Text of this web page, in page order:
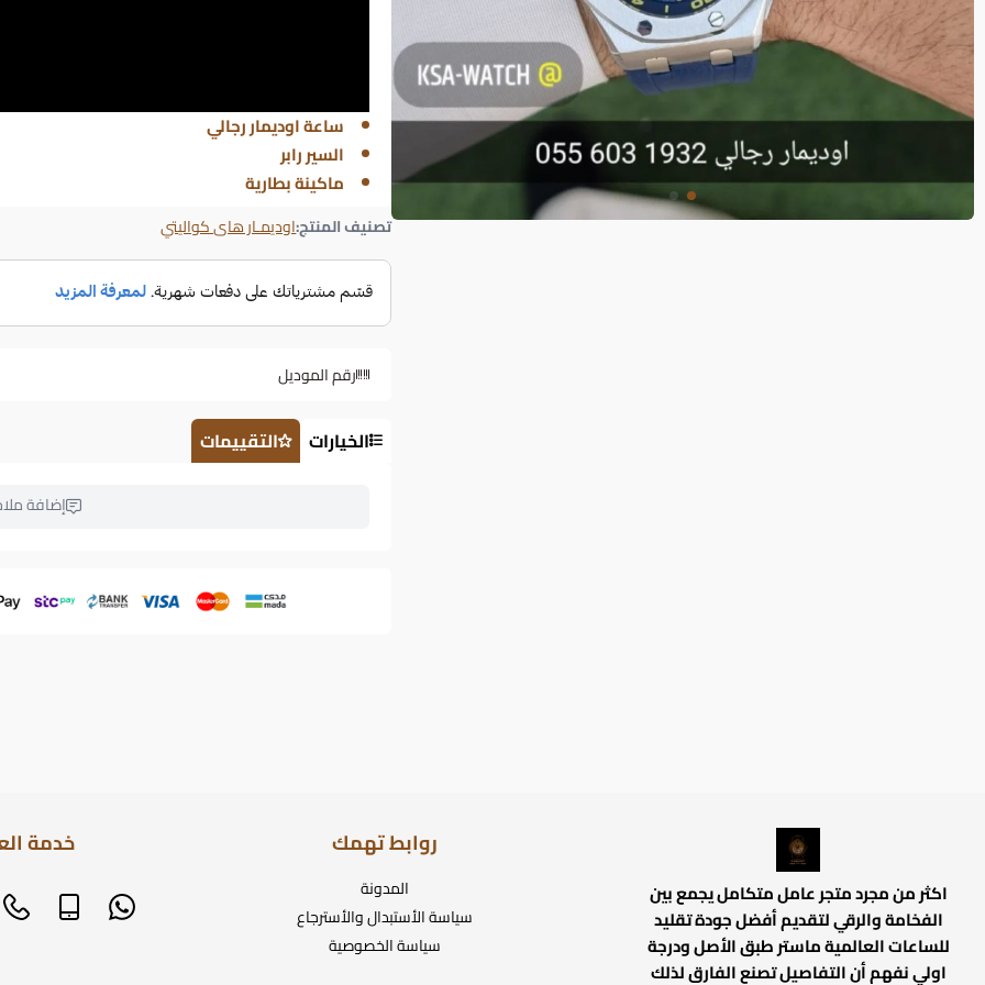
ساعة اوديمار رجالي
السير رابر
ماكينة بطارية
تصنيف المنتج:اوديمـار هاى كواليتي
رقم الموديل
الخيارات التقييمات
إضافة
اكثر من مجرد متجر عامل متكامل يجمع بين
الفخامة والرقي لتقديم أفضل جودة تقليد
للساعات العالمية ماستر طبق الأصل ودرجة
اولي نفهم أن التفاصيل تصنع الفارق لذلك
روابط تهمك
المدونة
سياسة الأستبدال والأسترجاع
سياسة الخصوصية
خدمة